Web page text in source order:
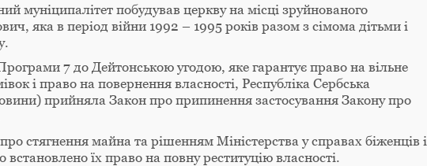
муніципалітет побудував церкву на місці зруйнованого
яка в період війни 1992 – 1995 років разом з сімома дітьми і
7 до Дейтонською угодою, яке гарантує право на вільне
і право на повернення власності, Республіка Сербська
прийняла Закон про припинення застосування Закону про
стягнення майна та рішенням Міністерства у справах біженців і
встановлено їх право на повну реституцію власності.